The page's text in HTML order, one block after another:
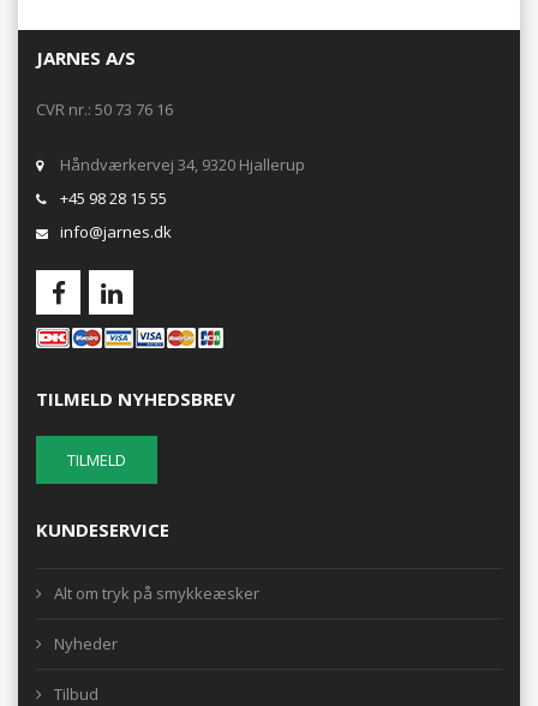
JARNES A/S
CVR nr.: 50 73 76 16
Håndværkervej 34, 9320 Hjallerup
+45 98 28 15 55
info@jarnes.dk
TILMELD NYHEDSBREV
KUNDESERVICE
Alt om tryk på smykkeæsker
Nyheder
Tilbud